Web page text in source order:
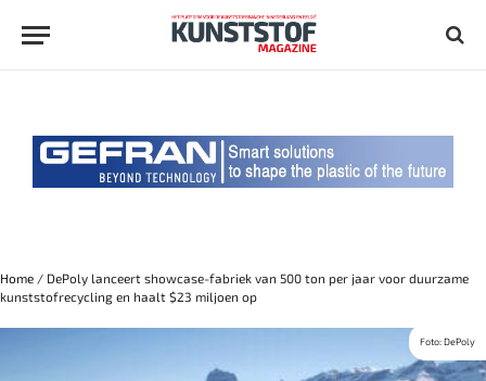
Home / DePoly lanceert showcase-fabriek van 500 ton per jaar voor duurzame
kunststofrecycling en haalt $23 miljoen op
Foto: DePoly